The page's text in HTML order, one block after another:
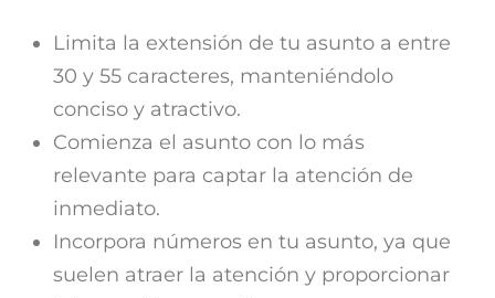
Limita la extensión de tu asunto a entre
30 y 55 caracteres, manteniéndolo
conciso y atractivo.
Comienza el asunto con lo más
relevante para captar la atención de
inmediato.
Incorpora números en tu asunto, ya que
suelen atraer la atención y proporcionar